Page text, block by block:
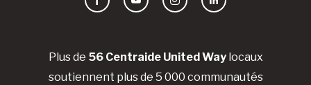
Plus de 56 Centraide United Waylocaux
soutiennent plus de 5 000 communautés
FacebookYouTubeInstagramLinkedIn